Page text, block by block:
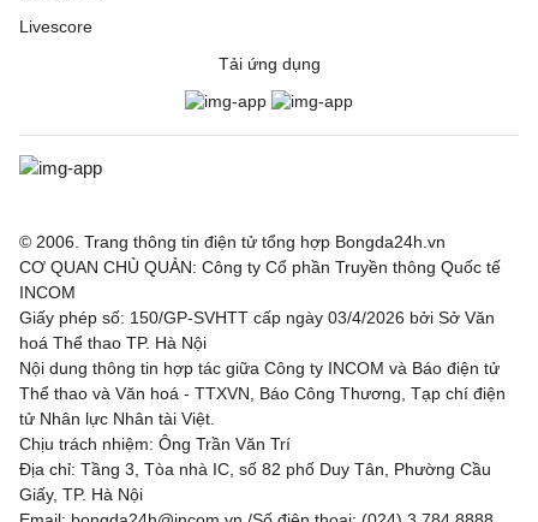
Livescore
Tải ứng dụng
© 2006. Trang thông tin điện tử tổng hợp Bongda24h.vn
CƠ QUAN CHỦ QUẢN: Công ty Cổ phần Truyền thông Quốc tế
INCOM
Giấy phép số: 150/GP-SVHTT cấp ngày 03/4/2026 bởi Sở Văn
hoá Thể thao TP. Hà Nội
Nội dung thông tin hợp tác giữa Công ty INCOM và Báo điện tử
Thể thao và Văn hoá - TTXVN, Báo Công Thương, Tạp chí điện
tử Nhân lực Nhân tài Việt.
Chịu trách nhiệm: Ông Trần Văn Trí
Địa chỉ: Tầng 3, Tòa nhà IC, số 82 phố Duy Tân, Phường Cầu
Giấy, TP. Hà Nội